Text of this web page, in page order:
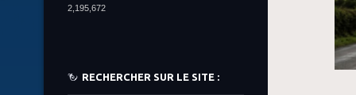
2,195,672
RECHERCHER SUR LE SITE :